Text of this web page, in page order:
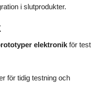
i slutprodukter.
elektronik för test
för tidig testning och